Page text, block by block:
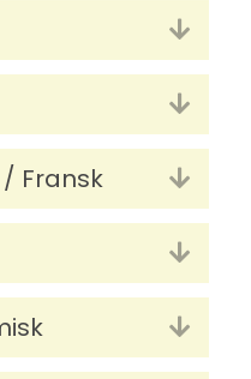
Fransk